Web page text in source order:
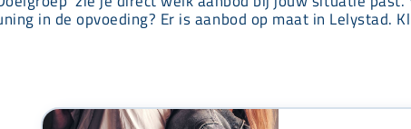
in de opvoeding? Er is aanbod op maat in Lelystad.